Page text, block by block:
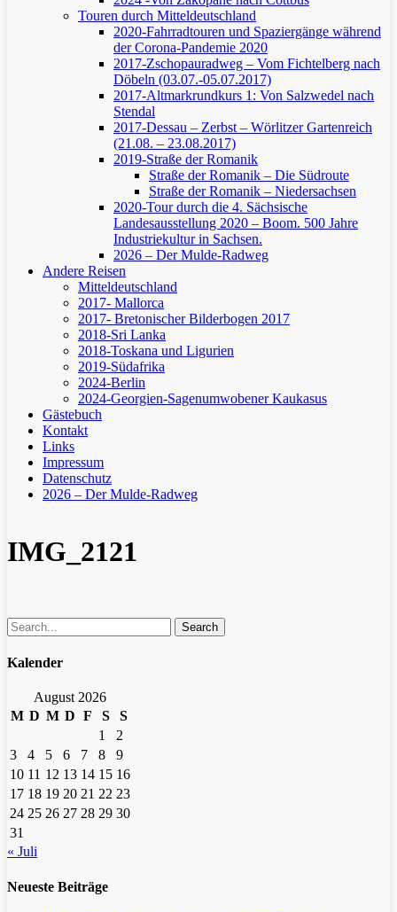
Touren durch Mitteldeutschland
2020-Fahrradtouren und Spaziergänge während
der Corona-Pandemie 2020
2017-Zschopauradweg – Vom Fichtelberg nach
Döbeln (03.07.-05.07.2017)
2017-Altmarkrundkurs 1: Von Salzwedel nach
Stendal
2017-Dessau – Zerbst – Wörlitzer Gartenreich
(21.08. – 23.08.2017)
2019-Straße der Romanik
Straße der Romanik – Die Südroute
Straße der Romanik – Niedersachsen
2020-Tour durch die 4. Sächsische
Landesausstellung 2020 – Boom. 500 Jahre
Industriekultur in Sachsen.
2026 – Der Mulde-Radweg
Andere Reisen
Mitteldeutschland
2017- Mallorca
2017- Bretonischer Bilderbogen 2017
2018-Sri Lanka
2018-Toskana und Ligurien
2019-Südafrika
2024-Berlin
2024-Georgien-Sagenumwobener Kaukasus
Gästebuch
Kontakt
Links
Impressum
Datenschutz
2026 – Der Mulde-Radweg
IMG_2121
Search
Kalender
August 2026
M D M D F S
S
1
2
3
4 5 6 7 8
9
10 11 12 13 14 15 16
17 18 19 20 21 22 23
24 25 26 27 28 29 30
31
« Juli
Neueste Beiträge